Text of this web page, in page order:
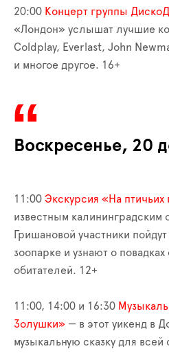
20:00 Концерт группы
«Лондон» услышат лучшие
Coldplay, Everlast, John
и многое другое. 16+
Воскресенье, 20
11:00 Экскурсия «На птичьих
известным
Гришановой участники
зоопарке и узнают о
обитателей. 12+
11:00, 14:00 и 16:30
Золушки» — в этот уикенд в
музыкальную сказку для всей